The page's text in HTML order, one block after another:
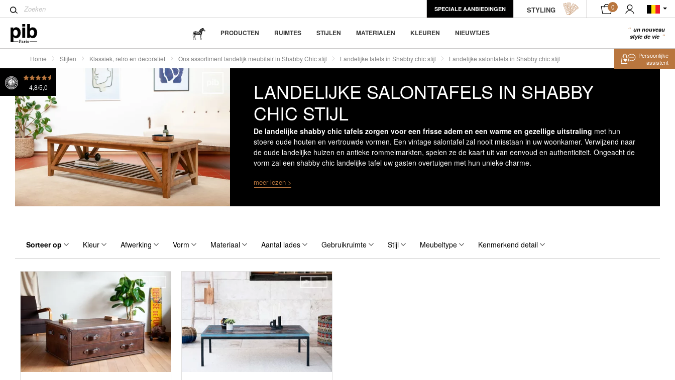
SPECIALE AANBIEDINGEN STYLING 0
Tips voor het creëren van een Scandinavisch design
Antieke huismeubelen zijn de nieuwe trend
PRODUCTEN RUIMTES STIJLEN MATERIALEN KLEUREN NIEUWTJES
un nouveau
style de vie
Home Stijlen Klassiek, retro en decoratief Ons assortiment landelijk meubilair in Shabby Chic stijl Landelijke tafels in Shabby chic stijl Landelijke salontafels in Shabby chic stijl
LANDELIJKE SALONTAFELS IN SHABBY
CHIC STIJL
De landelijke shabby chic tafels zorgen voor een frisse adem en een warme en gezellige uitstraling met hun
stoere oude houten en vertrouwde vormen. Een vintage salontafel zal nooit misstaan in uw woonkamer. Verwijzend naar
de oude landelijke huizen en antieke rommelmarkten, spelen ze de kaart uit van eenvoud en authenticiteit. Ongeacht de
vorm zal een shabby chic landelijke tafel uw gasten overtuigen met hun unieke charme.
meer lezen >
Sorteer op Kleur Afwerking Vorm Materiaal Aantal lades Gebruikruimte Stijl Meubeltype Kenmerkend detail
4,8/5,0
Persoonlijke
assistent